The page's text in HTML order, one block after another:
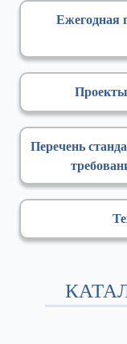
Ежегодная
Перечень